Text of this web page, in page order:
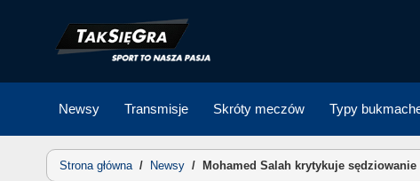
Newsy Transmisje Skróty meczów Typy
Strona główna/ Newsy / Mohamed Salah krytykuje